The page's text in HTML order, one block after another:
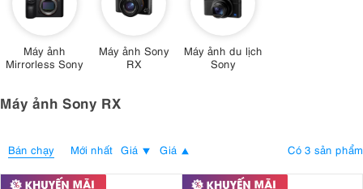
Máy ảnh
Mirrorless Sony
Máy ảnh Sony
RX
Máy ảnh du lịch
Sony
Máy ảnh Sony RX
Bán chạy Mới nhất Giá Giá Có 3 sản phẩm